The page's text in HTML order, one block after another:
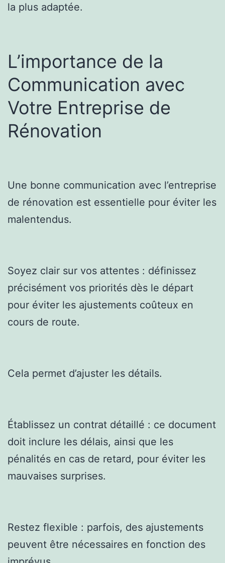
la plus adaptée.
L’importance de la
Communication avec
Votre Entreprise de
Rénovation
Une bonne communication avec l’entreprise
de rénovation est essentielle pour éviter les
malentendus.
Soyez clair sur vos attentes : définissez
précisément vos priorités dès le départ
pour éviter les ajustements coûteux en
cours de route.
Cela permet d’ajuster les détails.
Établissez un contrat détaillé : ce document
doit inclure les délais, ainsi que les
pénalités en cas de retard, pour éviter les
mauvaises surprises.
Restez flexible : parfois, des ajustements
peuvent être nécessaires en fonction des